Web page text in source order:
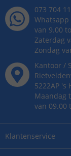
Klantenservice
073 704
van 9.00
Zaterdag
Zondag
Kantoor /
5222AP 's
Maandag
van 09.00